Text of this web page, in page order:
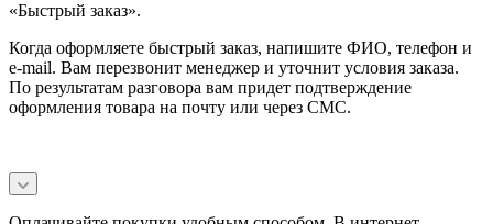
«Быстрый заказ».
Когда оформляете быстрый заказ, напишите ФИО, телефон и
e-mail. Вам перезвонит менеджер и уточнит условия заказа.
По результатам разговора вам придет подтверждение
оформления товара на почту или через СМС.